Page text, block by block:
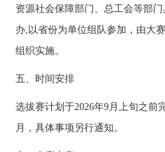
资源社会保障部门、总工会等部
办,以省份为单位组队参加，由大
组织实施。
五、时间安排
选拔赛计划于2026年9月上旬之前
月，具体事项另行通知。